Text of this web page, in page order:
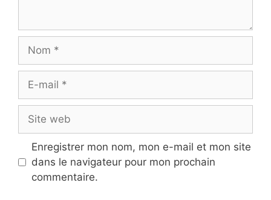
Nom
Site
web
Enregistrer mon nom, mon e-mail et mon site
dans le navigateur pour mon prochain
commentaire.